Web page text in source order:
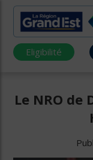
Eligibilité
Le NRO